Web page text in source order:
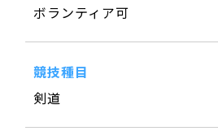
ボランティア可
競技種目
剣道